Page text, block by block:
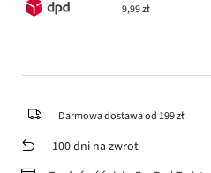
9,99 zł
Darmowa dostawa od 199 zł
100 dni na zwrot